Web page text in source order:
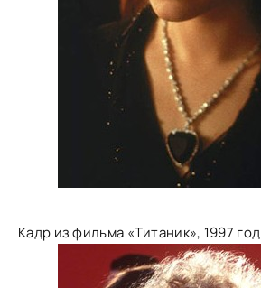
Кадр из фильма «Титаник», 1997 год